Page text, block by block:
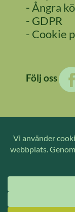
- Ångra
- GDPR
- Cookie
Följ oss
Copyright 2026 ©
samarbete med